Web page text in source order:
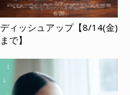
ディッシュアップ【8/14(金)
まで】